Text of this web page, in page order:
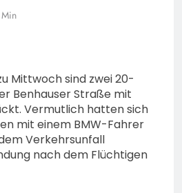
Mittwoch sind zwei 20-
Benhauser Straße mit
Vermutlich hatten sich
mit einem BMW-Fahrer
Verkehrsunfall
nach dem Flüchtigen